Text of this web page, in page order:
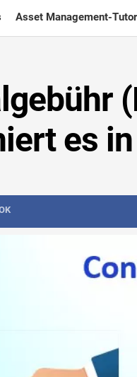
Asset Management-
es